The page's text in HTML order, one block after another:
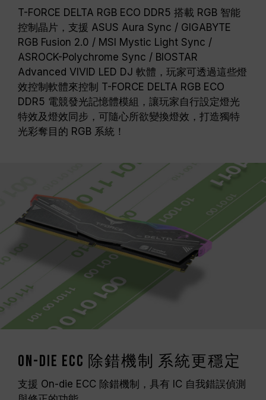
T-FORCE DELTA RGB ECO DDR5 搭載 RGB 智能
控制晶片，支援 ASUS Aura Sync / GIGABYTE
RGB Fusion 2.0 / MSI Mystic Light Sync /
ASROCK-Polychrome Sync / BIOSTAR
Advanced VIVID LED DJ 軟體，玩家可透過這些燈
效控制軟體來控制 T-FORCE DELTA RGB ECO
DDR5 電競發光記憶體模組，讓玩家自行設定燈光
特效及燈效同步，可隨心所欲變換燈效，打造獨特
光彩奪目的 RGB 系統！
On-die ECC 除錯機制 系統更穩定
支援 On-die ECC 除錯機制，具有 IC 自我錯誤偵測